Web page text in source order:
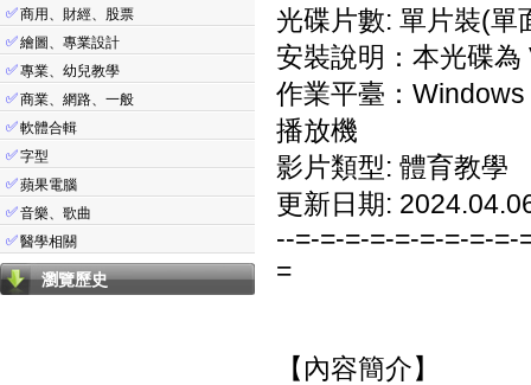
✅商用、財經、股票
✅繪圖、專業設計
✅專業、幼兒教學
✅商業、網路、一般
✅軟體合輯
✅字型
✅蘋果電腦
✅音樂、歌曲
✅醫學相關
瀏覽歷史
光碟片數: 單片裝(單
安裝說明：本光碟為
作業平臺：
播放機
影片類型: 體育教學
更新日期:
--=-=-=-=-=-=-=-=-=-
=
【內容簡介】